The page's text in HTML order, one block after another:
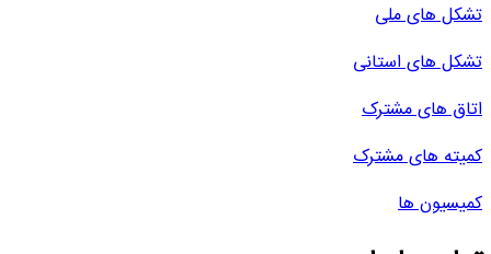
تشکل های ملی
تشکل های استانی
اتاق های مشترک
کمیته های مشترک
کمیسیون ها